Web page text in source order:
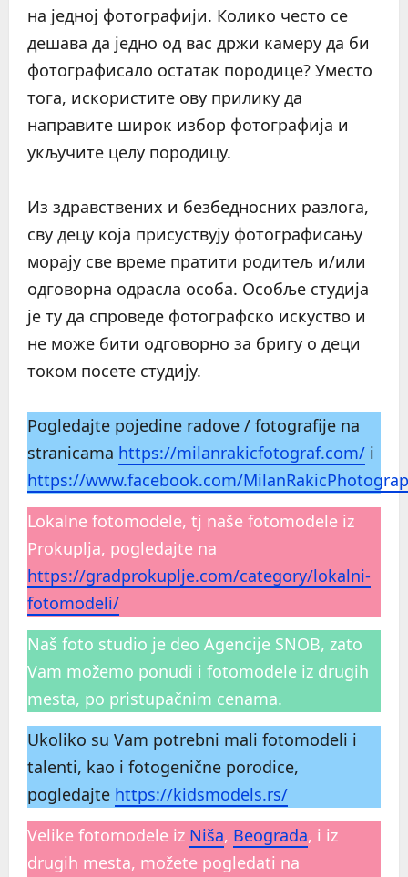
на једној фотографији. Колико често се
дешава да једно од вас држи камеру да би
фотографисало остатак породице? Уместо
тога, искористите ову прилику да
направите широк избор фотографија и
укључите целу породицу.
Из здравствених и безбедносних разлога,
сву децу која присуствују фотографисању
морају све време пратити родитељ и/или
одговорна одрасла особа. Особље студија
је ту да спроведе фотографско искуство и
не може бити одговорно за бригу о деци
током посете студију.
Pogledajte pojedine radove / fotografije na
stranicama https://milanrakicfotograf.com/ i
https://www.facebook.com/
Lokalne fotomodele, tj naše fotomodele iz
Prokuplja, pogledajte na
https://gradprokuplje.com/category/lokalni-
fotomodeli/
Naš foto studio je deo Agencije SNOB, zato
Vam možemo ponudi i fotomodele iz drugih
mesta, po pristupačnim cenama.
Ukoliko su Vam potrebni mali fotomodeli i
talenti, kao i fotogenične porodice,
pogledajte https://kidsmodels.rs/
Velike fotomodele iz Niša, Beograda, i iz
drugih mesta, možete pogledati na